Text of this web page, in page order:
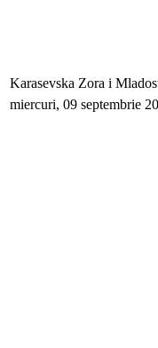
Karasevska Zora i
miercuri, 09 septembrie